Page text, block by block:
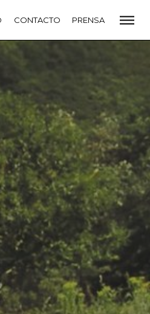
CONTACTO PRENSA
CONTACTO